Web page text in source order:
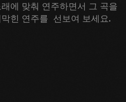
에 맞춰 연주하면서 그 곡을
힌 연주를  선보여 보세요.